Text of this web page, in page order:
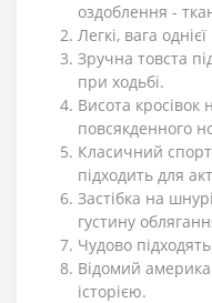
оздоблення -
Легкі, вага
Зручна товста
при ходьбі.
Висота кросівок
повсякденного
Класичний
підходить для
Застібка на
густину
Чудово
Відомий
історією.